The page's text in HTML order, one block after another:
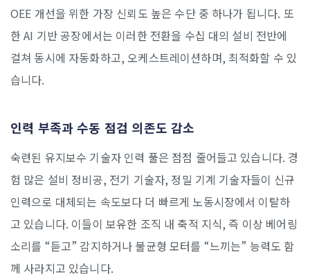
OEE 개선을 위한 가장 신뢰도 높은 수단 중 하나가 됩니다. 또
한 AI 기반 공장에서는 이러한 전환을 수십 대의 설비 전반에
걸쳐 동시에 자동화하고, 오케스트레이션하며, 최적화할 수 있
습니다.
인력 부족과 수동 점검 의존도 감소
숙련된 유지보수 기술자 인력 풀은 점점 줄어들고 있습니다. 경
험 많은 설비 정비공, 전기 기술자, 정밀 기계 기술자들이 신규
인력으로 대체되는 속도보다 더 빠르게 노동시장에서 이탈하
고 있습니다. 이들이 보유한 조직 내 축적 지식, 즉 이상 베어링
소리를 “듣고” 감지하거나 불균형 모터를 “느끼는” 능력도 함
께 사라지고 있습니다.